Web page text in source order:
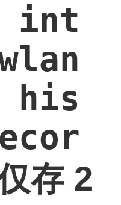
int
his
存 2